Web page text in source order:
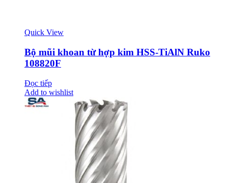
Quick View
Bộ mũi khoan từ hợp kim HSS-TiAlN Ruko
108820F
Đọc tiếp
Add to wishlist